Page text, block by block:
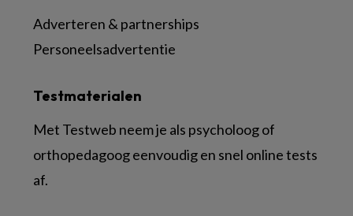
Testmaterialen
Met Testweb neem je als psycholoog of
orthopedagoog eenvoudig en snel online tests
af.
Adverteren & partnerships
Personeelsadvertentie